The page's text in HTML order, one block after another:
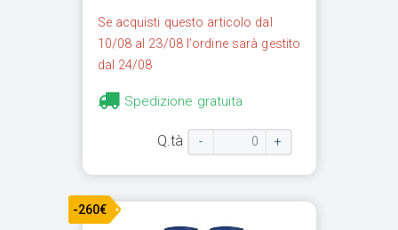
Se acquisti questo articolo dal
10/08 al 23/08 l'ordine sarà gestito
dal 24/08
Spedizione gratuita
Q.tà - +
-260€